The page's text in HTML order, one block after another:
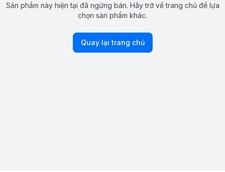
Sản phẩm này hiện tại đã ngừng bán. Hãy trở về trang chủ để lựa
chọn sản phẩm khác.
Quay lại trang chủ